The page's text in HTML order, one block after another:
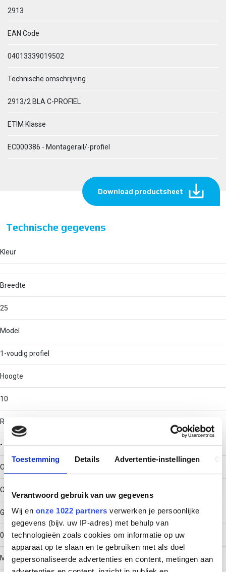
Toestemming Details Advertentie-instellingen
Verantwoord gebruik van uw gegevens
Wij en onze 1022 partners verwerken je persoonlijke
gegevens (bijv. uw IP-adres) met behulp van
technologieën zoals cookies om informatie op uw
apparaat op te slaan en te gebruiken met als doel
gepersonaliseerde advertenties en content, metingen aan
2913
EAN Code
04013339019502
Technische omschrijving
2913/2 BLA C-PROFIEL
ETIM Klasse
EC000386 - Montagerail/-profiel
Download productsheet
Technische gegevens
Kleur
Breedte
25
Model
1-voudig profiel
Hoogte
10
RAL-nummer
-
Oppervlaktebescherming
Overig
Gewicht
0.383
Materiaaldikte